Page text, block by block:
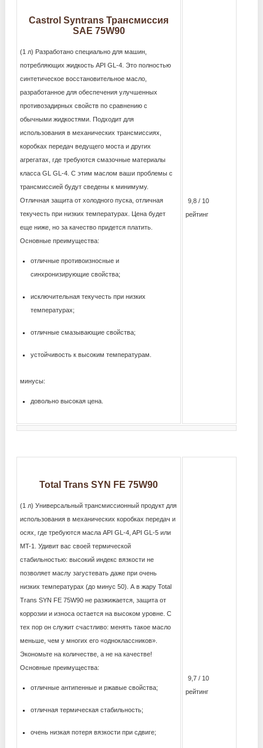
Castrol Syntrans Трансмиссия
SAE 75W90
(1 л) Разработано специально для машин,
потребляющих жидкость API GL-4. Это полностью
синтетическое восстановительное масло,
разработанное для обеспечения улучшенных
противозадирных свойств по сравнению с
обычными жидкостями. Подходит для
использования в механических трансмиссиях,
коробках передач ведущего моста и других
агрегатах, где требуются смазочные материалы
класса GL GL-4. С этим маслом ваши проблемы с
трансмиссией будут сведены к минимуму.
Отличная защита от холодного пуска, отличная
текучесть при низких температурах. Цена будет
еще ниже, но за качество придется платить.
Основные преимущества:
отличные противоизносные и
синхронизирующие свойства;
исключительная текучесть при низких
температурах;
отличные смазывающие свойства;
устойчивость к высоким температурам.
минусы:
довольно высокая цена.
9,8 / 10
рейтинг
Total Trans SYN FE 75W90
(1 л) Универсальный трансмиссионный продукт для
использования в механических коробках передач и
осях, где требуются масла API GL-4, API GL-5 или
MT-1. Удивит вас своей термической
стабильностью: высокий индекс вязкости не
позволяет маслу загустевать даже при очень
низких температурах (до минус 50). А в жару Total
Trans SYN FE 75W90 не разжижается, защита от
коррозии и износа остается на высоком уровне. С
тех пор он служит счастливо: менять такое масло
меньше, чем у многих его «одноклассников».
Экономьте на количестве, а не на качестве!
Основные преимущества:
отличные антипенные и ржавые свойства;
отличная термическая стабильность;
очень низкая потеря вязкости при сдвиге;
9,7 / 10
рейтинг